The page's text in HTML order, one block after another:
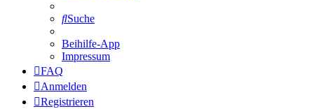
Suche
Beihilfe-App
Impressum
FAQ
Anmelden
Registrieren